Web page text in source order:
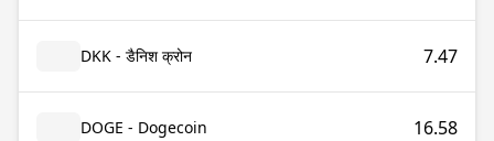
DKK - डैनिश क्रोन 7.47
DOGE - Dogecoin 16.58